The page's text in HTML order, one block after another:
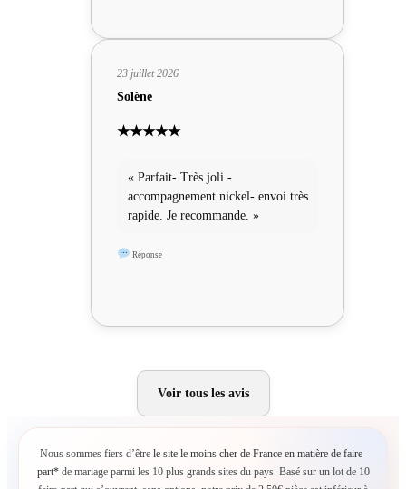
23 juillet 2026
Solène
★★★★★
« Parfait- Très joli -
accompagnement nickel- envoi très
rapide. Je recommande. »
Réponse
Voir tous les avis
Nous sommes fiers d’être le site le moins cher de France en matière de faire-
part*de mariage parmi les 10 plus grands sites du pays. Basé sur un lot de 10